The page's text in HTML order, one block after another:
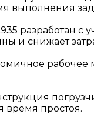
выполнения
разработан
и снижает
рабочее
время простоя.